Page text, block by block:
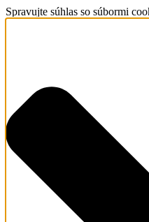
Spravujte súhlas so súbormi